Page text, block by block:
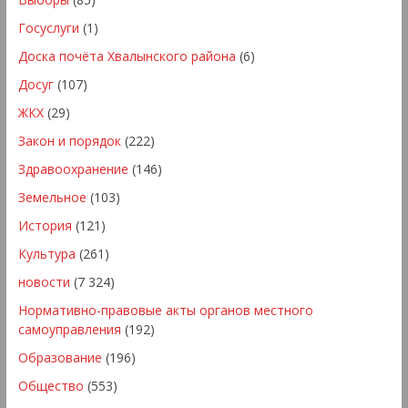
Госуслуги (1)
Доска почёта Хвалынского района (6)
Досуг(107)
ЖКХ(29)
Закон и порядок(222)
Здравоохранение (146)
Земельное (103)
История (121)
Культура (261)
новости (7 324)
Нормативно-правовые акты органов местного
самоуправления (192)
Образование (196)
Общество (553)